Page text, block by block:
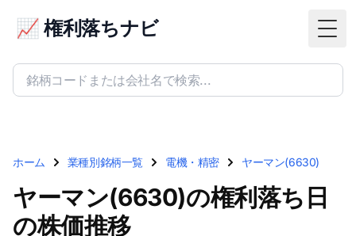
📈 権利落ちナビ
ホーム 業種別銘柄一覧 電機・精密 ヤーマン(6630)
ヤーマン(6630)の権利落ち日
の株価推移